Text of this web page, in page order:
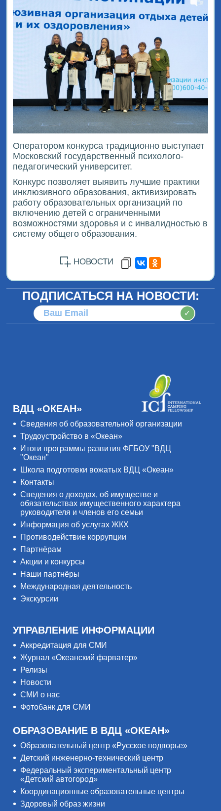
Оператором конкурса традиционно выступает
Московский государственный психолого-
педагогический университет.
Конкурс позволяет выявить лучшие практики
инклюзивного образования, активизировать
работу образовательных организаций по
включению детей с ограниченными
возможностями здоровья и с инвалидностью в
систему общего образования.
НОВОСТИ
ПОДПИСАТЬСЯ НА НОВОСТИ:
✓
ВДЦ «ОКЕАН»
Сведения об образовательной организации
Трудоустройство в «Океан»
Итоги программы развития ФГБОУ "ВДЦ
"Океан"
Школа подготовки вожатых ВДЦ «Океан»
Контакты
Сведения о доходах, об имуществе и
обязательствах имущественного характера
руководителя и членов его семьи
Информация об услугах ЖКХ
Противодействие коррупции
Партнёрам
Акции и конкурсы
Наши партнёры
Международная деятельность
Экскурсии
УПРАВЛЕНИЕ ИНФОРМАЦИИ
Аккредитация для СМИ
Журнал «Океанский фарватер»
Релизы
Новости
СМИ о нас
Фотобанк для СМИ
ОБРАЗОВАНИЕ В ВДЦ «ОКЕАН»
Образовательный центр «Русское подворье»
Детский инженерно-технический центр
Федеральный экспериментальный центр
«Детский автогород»
Координационные образовательные центры
Здоровый образ жизни